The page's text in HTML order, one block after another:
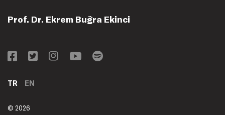
Prof. Dr. Ekrem Buğra Ekinci
TR EN
© 2026